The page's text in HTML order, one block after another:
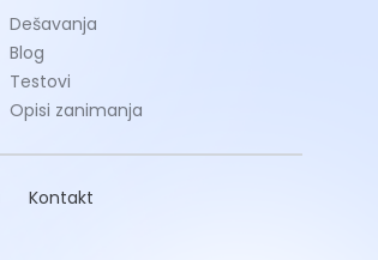
Dešavanja
Blog
Testovi
Opisi zanimanja
Kontakt